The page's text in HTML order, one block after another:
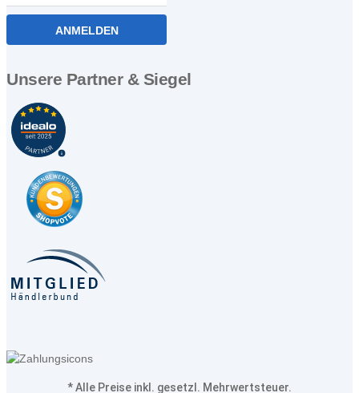
ANMELDEN
Unsere Partner & Siegel
* Alle Preise inkl. gesetzl. Mehrwertsteuer.